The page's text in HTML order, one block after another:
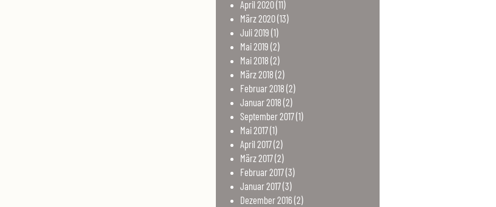
April 2020(11)
März2020(13)
Juli2019 (1)
Mai2019 (2)
Mai2018 (2)
März2018 (2)
Februar2018 (2)
Januar2018 (2)
September2017(1)
Mai2017(1)
April 2017(2)
März2017(2)
Februar2017(3)
Januar2017(3)
Dezember2016(2)